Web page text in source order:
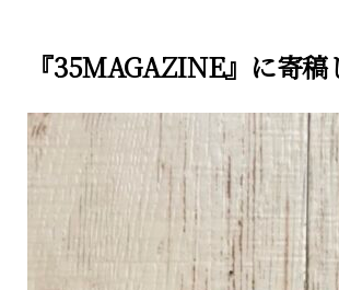
『35MAGAZINE』に寄稿